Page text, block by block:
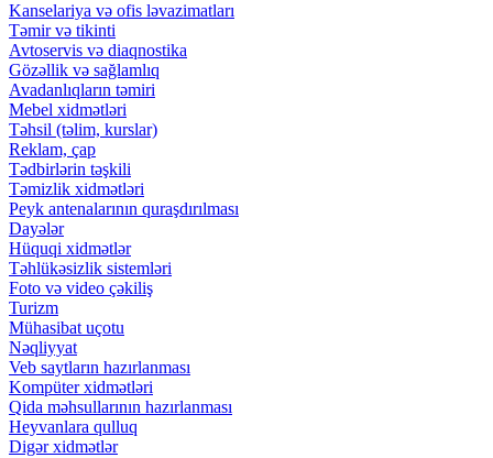
Kanselariya və ofis ləvazimatları
Təmir və tikinti
Avtoservis və diaqnostika
Gözəllik və sağlamlıq
Avadanlıqların təmiri
Mebel xidmətləri
Təhsil (təlim, kurslar)
Reklam, çap
Tədbirlərin təşkili
Təmizlik xidmətləri
Peyk antenalarının quraşdırılması
Dayələr
Hüquqi xidmətlər
Təhlükəsizlik sistemləri
Foto və video çəkiliş
Turizm
Mühasibat uçotu
Nəqliyyat
Veb saytların hazırlanması
Kompüter xidmətləri
Qida məhsullarının hazırlanması
Heyvanlara qulluq
Digər xidmətlər